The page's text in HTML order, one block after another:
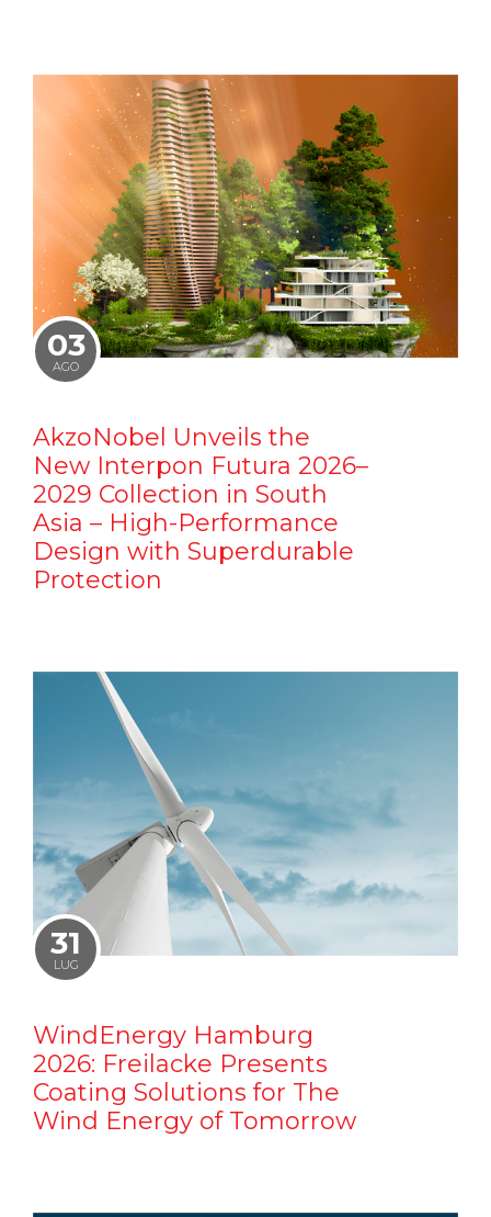
03
AGO
AkzoNobel Unveils the
New Interpon Futura 2026–
2029 Collection in South
Asia – High-Performance
Design with Superdurable
Protection
31
LUG
WindEnergy Hamburg
2026: Freilacke Presents
Coating Solutions for The
Wind Energy of Tomorrow